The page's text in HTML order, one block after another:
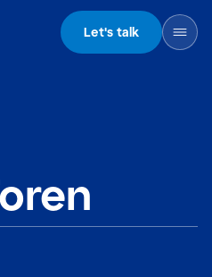
Let's talk